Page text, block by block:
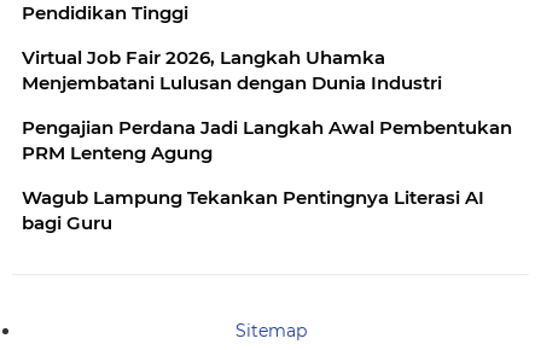
Pendidikan Tinggi
Virtual Job Fair 2026, Langkah Uhamka
Menjembatani Lulusan dengan Dunia Industri
Pengajian Perdana Jadi Langkah Awal Pembentukan
PRM Lenteng Agung
Wagub Lampung Tekankan Pentingnya Literasi AI
bagi Guru
Sitemap